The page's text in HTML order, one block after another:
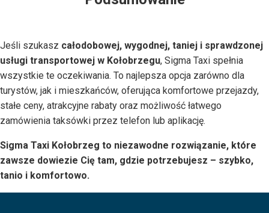
Jeśli szukasz całodobowej, wygodnej, taniej i sprawdzonej
usługi transportowej w Kołobrzegu, Sigma Taxi spełnia
wszystkie te oczekiwania. To najlepsza opcja zarówno dla
turystów, jak i mieszkańców, oferująca komfortowe przejazdy,
stałe ceny, atrakcyjne rabaty oraz możliwość łatwego
zamówienia taksówki przez telefon lub aplikację.
Sigma Taxi Kołobrzeg to niezawodne rozwiązanie, które
zawsze dowiezie Cię tam, gdzie potrzebujesz – szybko,
tanio i komfortowo.